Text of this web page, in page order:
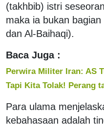
(takhbib) istri
maka ia bukan
dan Al-Baihaqi).
Baca Juga :
Perwira Militer Iran: AS
Tapi Kita Tolak! Perang
Para ulama
kebahasaan adalah